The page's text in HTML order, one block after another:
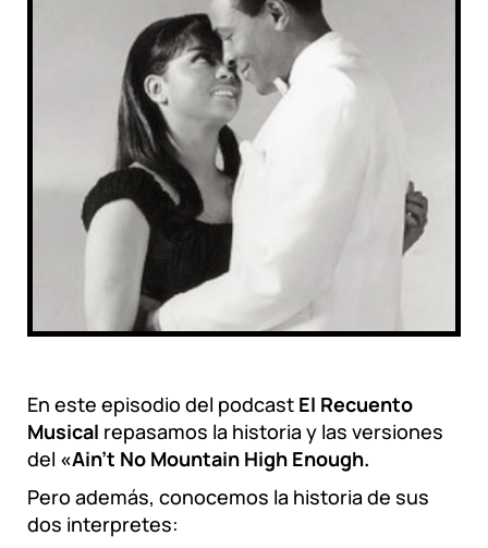
En este episodio del podcast El Recuento
Musical repasamos la historia y las versiones
del «Ain’t No Mountain High Enough.
Pero además, conocemos la historia de sus
dos interpretes: